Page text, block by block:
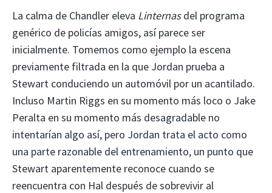
La calma de Chandler eleva Linternasdel programa
genérico de policías amigos, así parece ser
inicialmente. Tomemos como ejemplo la escena
previamente filtrada en la que Jordan prueba a
Stewart conduciendo un automóvil por un acantilado.
Incluso Martin Riggs en su momento más loco o Jake
Peralta en su momento más desagradable no
intentarían algo así, pero Jordan trata el acto como
una parte razonable del entrenamiento, un punto que
Stewart aparentemente reconoce cuando se
reencuentra con Hal después de sobrevivir al